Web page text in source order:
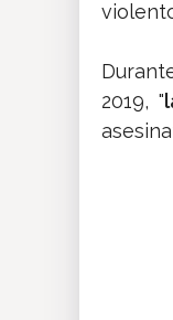
2019, "